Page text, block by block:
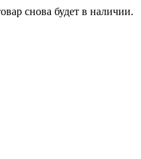
снова будет в наличии.